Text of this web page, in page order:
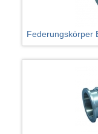
Federungskörper